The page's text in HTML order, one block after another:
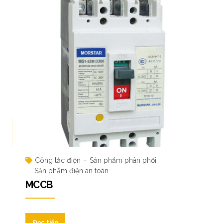
Công tắc điện
Sản phẩm phân phối
Sản phẩm điện an toàn
MCCB